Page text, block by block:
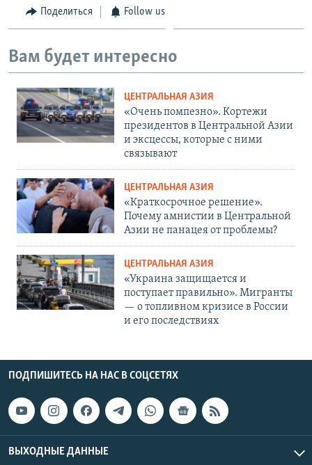
Поделиться Follow us
Вам будет интересно
ЦЕНТРАЛЬНАЯ АЗИЯ
«Очень помпезно». Кортежи
президентов в Центральной Азии
и эксцессы, которые с ними
связывают
ЦЕНТРАЛЬНАЯ АЗИЯ
«Краткосрочное решение».
Почему амнистии в Центральной
Азии не панацея от проблемы?
ЦЕНТРАЛЬНАЯ АЗИЯ
«Украина защищается и
поступает правильно». Мигранты
— о топливном кризисе в России
и его последствиях
ПОДПИШИТЕСЬ НА НАС В СОЦСЕТЯХ
ВЫХОДНЫЕ ДАННЫЕ